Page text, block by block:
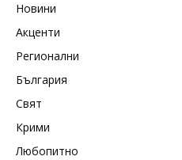
Новини
Акценти
Регионални
България
Свят
Крими
Любопитно